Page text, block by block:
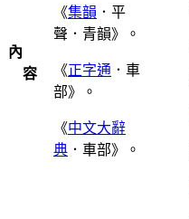
內
容
《集韻 ．平
聲．青韻》。
《正字通 ．車
部》。
《中文大辭
典 ．車部》。